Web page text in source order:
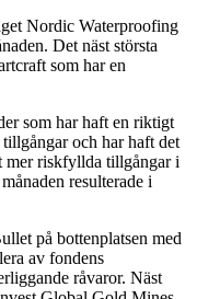
Nordic Waterproofing
Det näst största
som har en
som har haft en riktigt
och har haft det
mer riskfyllda tillgångar i
resulterade i
på bottenplatsen med
av fondens
råvaror. Näst